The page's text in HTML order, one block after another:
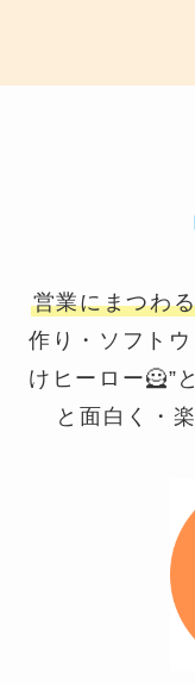
営業にまつわ
作り・ソフト
けヒーロー🦸”
と面白く・